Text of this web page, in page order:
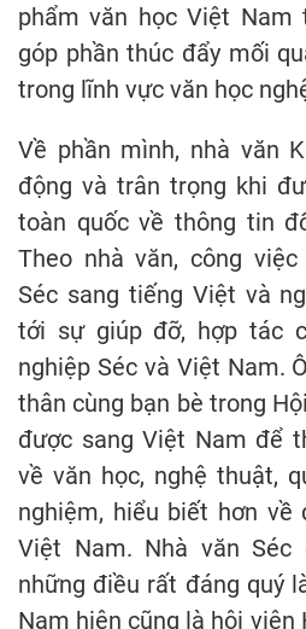
phẩm văn học Việt Nam
góp phần thúc đẩy mối
trong lĩnh vực văn học
Về phần mình, nhà văn
động và trân trọng khi
toàn quốc về thông tin
Theo nhà văn, công
Séc sang tiếng Việt và
tới sự giúp đỡ, hợp tác
nghiệp Séc và Việt Nam.
thân cùng bạn bè trong
được sang Việt Nam để
về văn học, nghệ thuật,
nghiệm, hiểu biết hơn về
Việt Nam. Nhà văn
những điều rất đáng quý
Nam hiện cũng là hội viên